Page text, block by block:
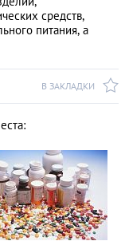
средств,
питания, а
В ЗАКЛАДКИ